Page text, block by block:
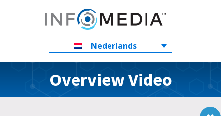
Nederlands
Overview Video